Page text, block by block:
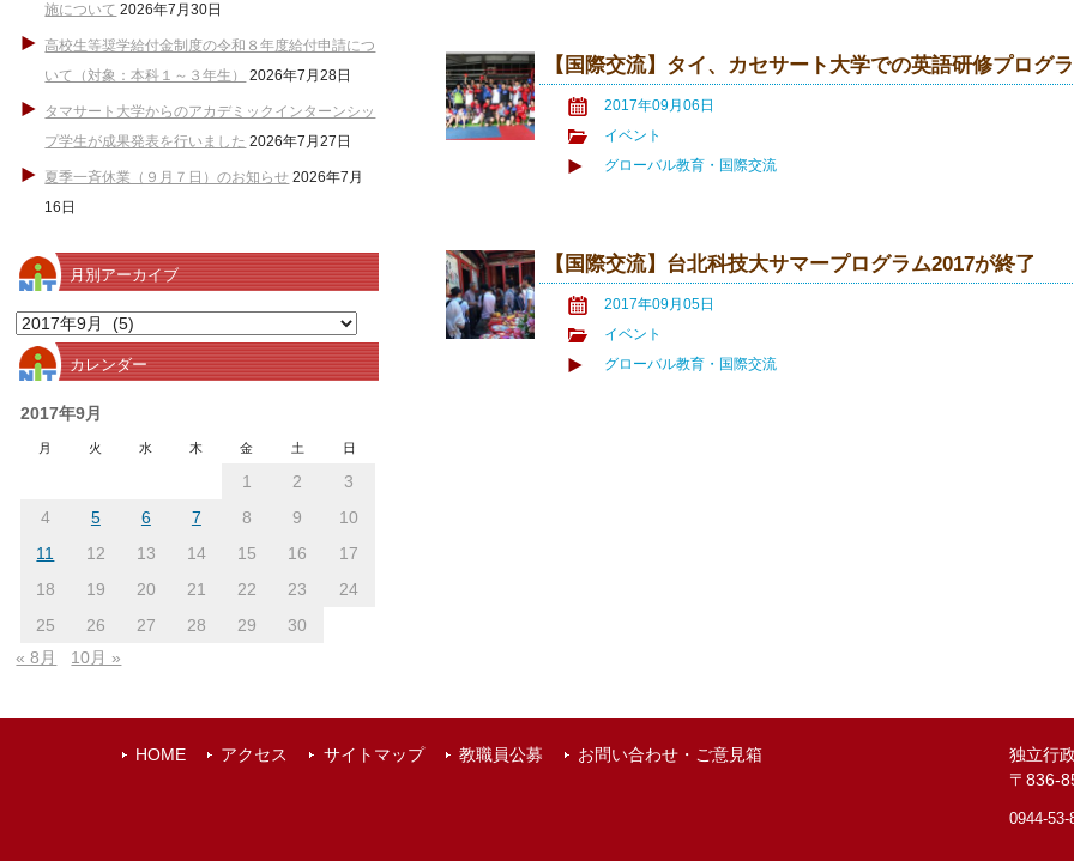
施について 2026年7月30日
高校生等奨学給付金制度の令和８年度給付申請につ
いて（対象：本科１～３年生）
2026年7月28日
タマサート大学からのアカデミックインターンシッ
プ学生が成果発表を行いました 2026年7月27日
夏季一斉休業（９月７日）のお知らせ 2026年7月
16日
月別アーカイブ
月
別
ア
ー
カレンダー
2017年9月
月 火 水 木 金 土 日
1 2
3
4
5 6 7 8 9
10
11
12 13 14 15 16
17
18
19 20 21 22 23
24
25
26 27 28 29
30
« 8月
10月 »
【国際交流】タイ、カセサート大学での英語研修プログ
2017年09月06日
イベント
グローバル教育・国際交流
【国際交流】台北科技大サマープログラム2017が終了
2017年09月05日
イベント
グローバル教育・国際交流
HOME アクセス サイトマップ 教職員公募 お問い合わせ・ご意見箱
独立行
〒836-
0944-53-